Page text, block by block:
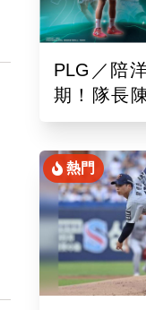
PLG／陪
期！隊長
球團：感
熱門